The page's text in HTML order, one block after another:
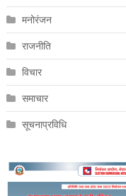
मनोरंजन
राजनीति
विचार
समाचार
सूचनाप्रविधि